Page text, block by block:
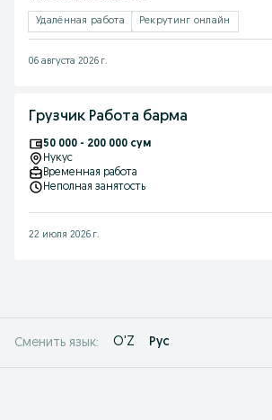
Удалённая работа Рекрутинг онлайн
06 августа 2026 г.
Грузчик Работа барма
50 000 - 200 000 сум
Нукус
Временная работа
Неполная занятость
22 июля 2026 г.
Сменить язык: O'Z Рус